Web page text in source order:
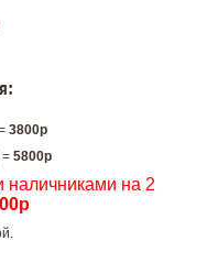
3800р
= 5800р
наличниками на 2